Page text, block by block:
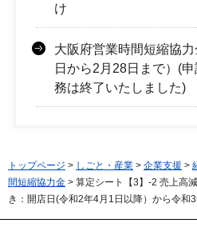
け
大阪府営業時間短縮協
日から2月28日まで）(
務は終了いたしました)
トップページ > しごと・産業 > 企業支援 >
間短縮協力金 > 算定シート【3】-2 売上高
き：開店日(令和2年4月1日以降）から令和3